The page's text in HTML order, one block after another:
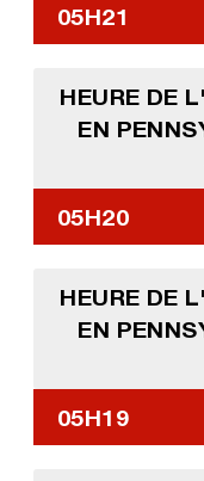
05H21
HEURE DE
EN
05H20
HEURE DE
EN
05H19